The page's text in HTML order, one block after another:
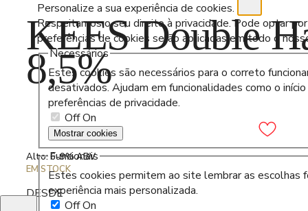
Personalize a sua experiência de cookies.
Respeitamos o seu direito à privacidade. Pode optar
preferências de cookies serão aplicadas em todo o
Necessários
Estes cookies são necessários para o correto
desativados. Ajudam em funcionalidades como o
preferências de privacidade.
OffOn
Mostrar cookies
Funcionais
Estes cookies permitem ao site lembrar as escolhas
experiência mais personalizada.
OffOn
KEES Double
8,5%
Adicionar aos
Alto: 6-9% ABV
EM STOCK
DESDE